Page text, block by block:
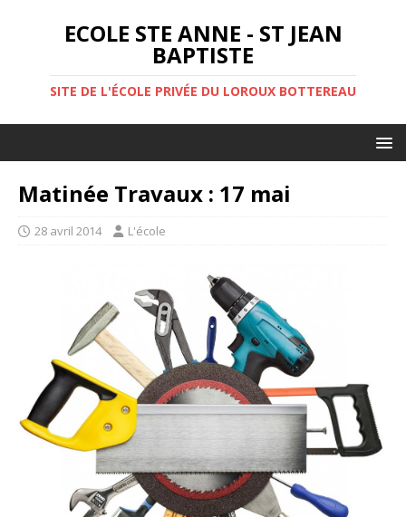
ECOLE STE ANNE - ST JEAN
BAPTISTE
SITE DE L'ÉCOLE PRIVÉE DU LOROUX BOTTEREAU
Matinée Travaux : 17 mai
28 avril 2014 L'école